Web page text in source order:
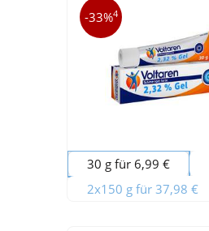
-33%4
30 g für 6,99 €
2x150 g für 37,98 €